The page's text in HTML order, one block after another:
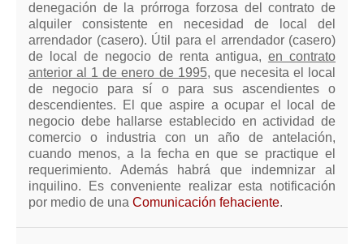
denegación de la prórroga forzosa del contrato de
alquiler consistente en necesidad de local del
arrendador (casero). Útil para el arrendador (casero)
de local de negocio de renta antigua, en contrato
anterior al 1 de enero de 1995, que necesita el local
de negocio para sí o para sus ascendientes o
descendientes. El que aspire a ocupar el local de
negocio debe hallarse establecido en actividad de
comercio o industria con un año de antelación,
cuando menos, a la fecha en que se practique el
requerimiento. Además habrá que indemnizar al
inquilino. Es conveniente realizar esta notificación
por medio de una Comunicación fehaciente.